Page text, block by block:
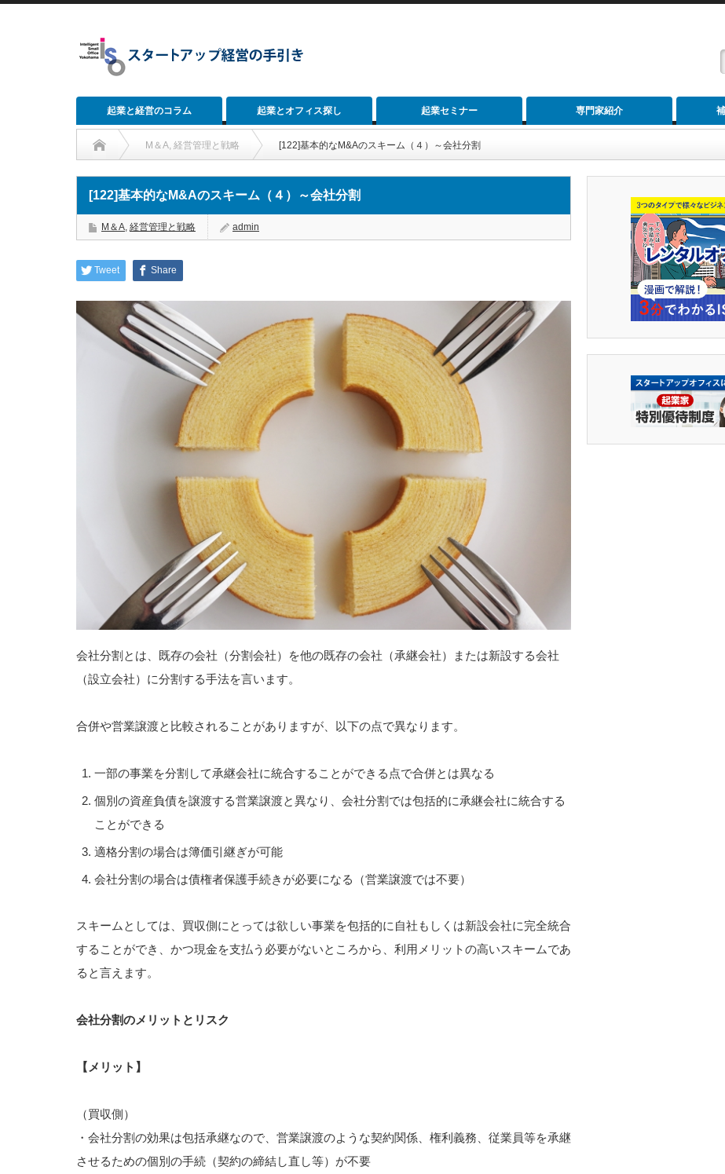
起業と経営のコラム 起業とオフィス探し 起業セミナー 専門家紹介
M＆A, 経営管理と戦略 [122]基本的なM&Aのスキーム（４）～会社分割
[122]基本的なM&Aのスキーム（４）～会社分割
M＆A, 経営管理と戦略 admin
Tweet Share
会社分割とは、既存の会社（分割会社）を他の既存の会社（承継会社）または新設する会社
（設立会社）に分割する手法を言います。
合併や営業譲渡と比較されることがありますが、以下の点で異なります。
一部の事業を分割して承継会社に統合することができる点で合併とは異なる
個別の資産負債を譲渡する営業譲渡と異なり、会社分割では包括的に承継会社に統合する
ことができる
適格分割の場合は簿価引継ぎが可能
会社分割の場合は債権者保護手続きが必要になる（営業譲渡では不要）
スキームとしては、買収側にとっては欲しい事業を包括的に自社もしくは新設会社に完全統合
することができ、かつ現金を支払う必要がないところから、利用メリットの高いスキームであ
ると言えます。
会社分割のメリットとリスク
【メリット】
（買収側）
・会社分割の効果は包括承継なので、営業譲渡のような契約関係、権利義務、従業員等を承継
させるための個別の手続（契約の締結し直し等）が不要